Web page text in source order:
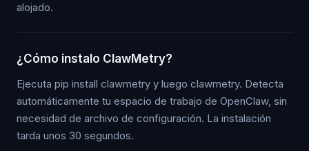
alojado.
¿Cómo instalo ClawMetry?
Ejecuta pip install clawmetry y luego clawmetry. Detecta
automáticamente tu espacio de trabajo de OpenClaw, sin
necesidad de archivo de configuración. La instalación
tarda unos 30 segundos.